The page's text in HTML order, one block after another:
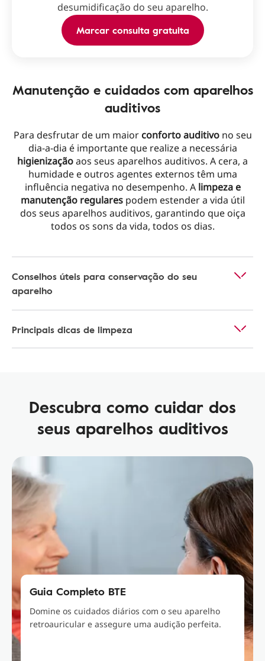
desumidificação do seu aparelho.
Marcar consulta gratuita
Manutenção e cuidados com aparelhos
auditivos
Para desfrutar de um maior conforto auditivono seu
dia-a-dia é importante que realize a necessária
higienizaçãoaos seus aparelhos auditivos. A cera, a
humidade e outros agentes externos têm uma
influência negativa no desempenho. A limpeza e
manutenção regularespodem estender a vida útil
dos seus aparelhos auditivos, garantindo que oiça
todos os sons da vida, todos os dias.
Conselhos úteis para conservação do seu
aparelho
Principais dicas de limpeza
Descubra como cuidar dos
seus aparelhos auditivos
Guia Completo BTE
Domine os cuidados diários com o seu aparelho
retroauricular e assegure uma audição perfeita.